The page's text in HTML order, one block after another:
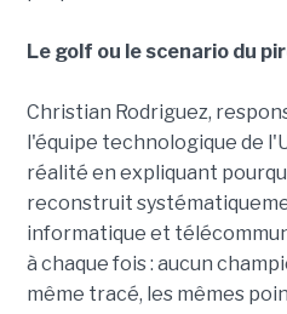
Le golf ou le scenario du
Christian Rodriguez,
l'équipe technologique de
réalité en expliquant
reconstruit
informatique et
à chaque fois : aucun
même tracé, les mêmes